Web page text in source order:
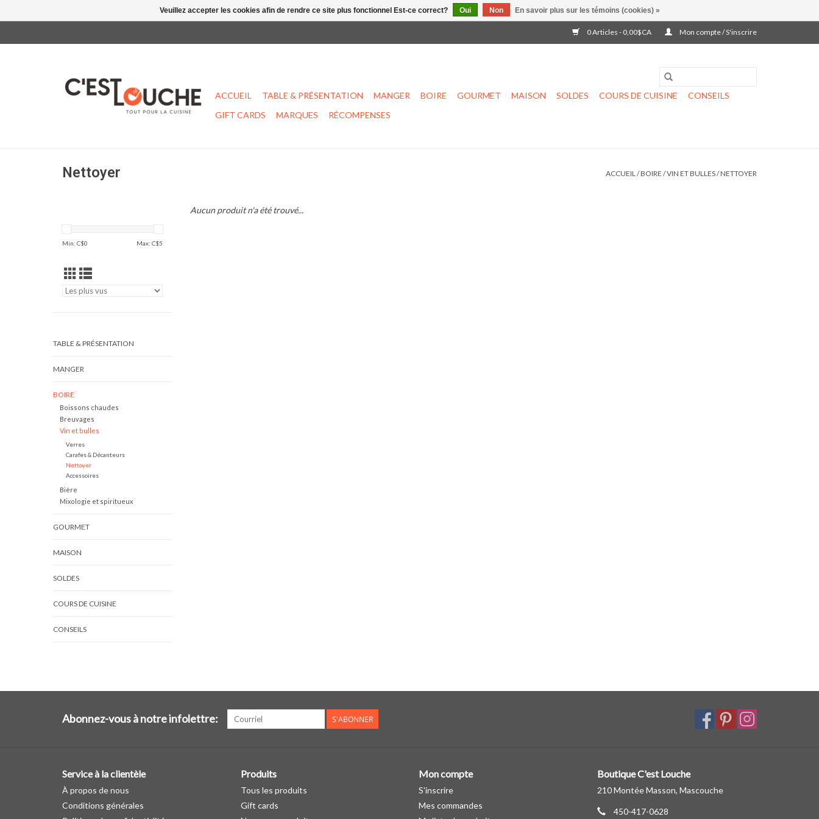
0 Articles - 0,00$CA Mon compte / S'inscrire
ACCUEIL TABLE & PRÉSENTATION MANGER BOIRE GOURMET MAISON SOLDES COURS DE CUISINE
CONSEILS
GIFT CARDS
MARQUES RÉCOMPENSES
Nettoyer ACCUEIL/BOIRE /VIN ET BULLES/NETTOYER
Min: C$0 Max: C$5
TABLE & PRÉSENTATION
MANGER
BOIRE
Boissons chaudes
Breuvages
Vin et bulles
Verres
Carafes & Décanteurs
Nettoyer
Accessoires
Bière
Mixologie et spiritueux
GOURMET
MAISON
SOLDES
COURS DE CUISINE
CONSEILS
Aucun produit n'a été trouvé...
Abonnez-vous à notre infolettre: S'ABONNER
Service à la clientèle
À propos de nous
Conditions générales
Produits
Tous les produits
Gift cards
Mon compte
S'inscrire
Mes commandes
Boutique C'est Louche
210 Montée Masson, Mascouche
450-417-0628
Veuillez accepter les cookies afin de rendre ce site plus fonctionnel Est-ce correct? Oui Non En savoir plus sur les témoins (cookies) »